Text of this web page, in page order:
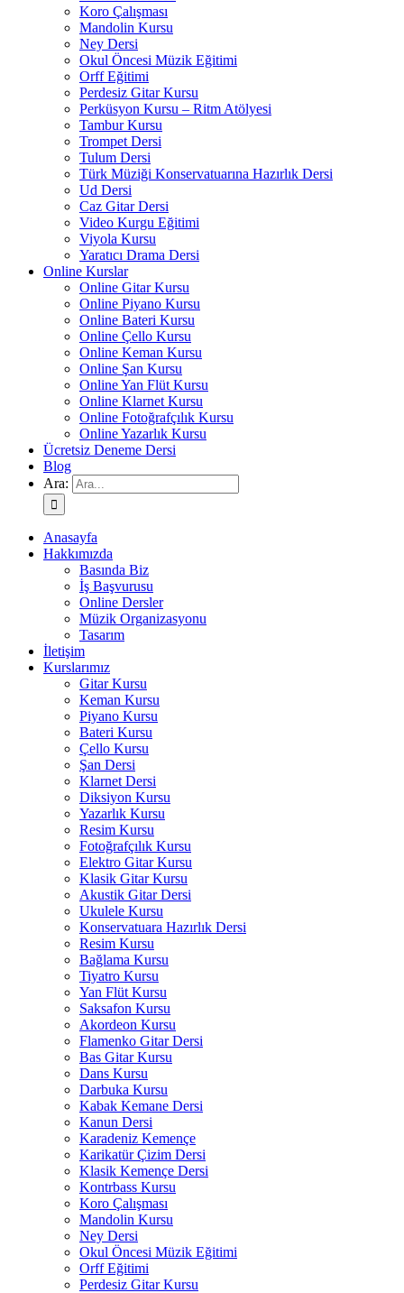
Koro Çalışması
Mandolin Kursu
Ney Dersi
Okul Öncesi Müzik Eğitimi
Orff Eğitimi
Perdesiz Gitar Kursu
Perküsyon Kursu – Ritm Atölyesi
Tambur Kursu
Trompet Dersi
Tulum Dersi
Türk Müziği Konservatuarına Hazırlık Dersi
Ud Dersi
Caz Gitar Dersi
Video Kurgu Eğitimi
Viyola Kursu
Yaratıcı Drama Dersi
Online Kurslar
Online Gitar Kursu
Online Piyano Kursu
Online Bateri Kursu
Online Çello Kursu
Online Keman Kursu
Online Şan Kursu
Online Yan Flüt Kursu
Online Klarnet Kursu
Online Fotoğrafçılık Kursu
Online Yazarlık Kursu
Ücretsiz Deneme Dersi
Blog
Ara:
Anasayfa
Hakkımızda
Basında Biz
İş Başvurusu
Online Dersler
Müzik Organizasyonu
Tasarım
İletişim
Kurslarımız
Gitar Kursu
Keman Kursu
Piyano Kursu
Bateri Kursu
Çello Kursu
Şan Dersi
Klarnet Dersi
Diksiyon Kursu
Yazarlık Kursu
Resim Kursu
Fotoğrafçılık Kursu
Elektro Gitar Kursu
Klasik Gitar Kursu
Akustik Gitar Dersi
Ukulele Kursu
Konservatuara Hazırlık Dersi
Resim Kursu
Bağlama Kursu
Tiyatro Kursu
Yan Flüt Kursu
Saksafon Kursu
Akordeon Kursu
Flamenko Gitar Dersi
Bas Gitar Kursu
Dans Kursu
Darbuka Kursu
Kabak Kemane Dersi
Kanun Dersi
Karadeniz Kemençe
Karikatür Çizim Dersi
Klasik Kemençe Dersi
Kontrbass Kursu
Koro Çalışması
Mandolin Kursu
Ney Dersi
Okul Öncesi Müzik Eğitimi
Orff Eğitimi
Perdesiz Gitar Kursu